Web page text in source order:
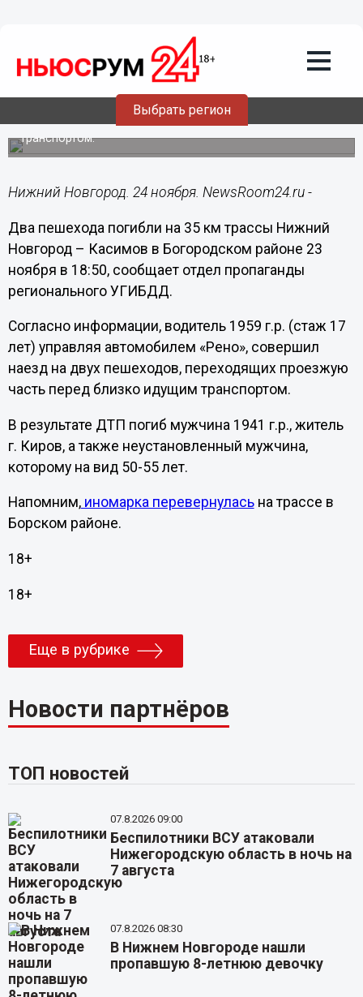
Выбрать регион
24.11.201411:35
Два пешехода погибли под колесами
иномарки в Богородском районе
Они переходили проезжую часть перед близко идущим
транспортом.
Нижний Новгород. 24 ноября. NewsRoom24.ru -
Два пешехода погибли на 35 км трассы Нижний
Новгород – Касимов в Богородском районе 23
ноября в 18:50, сообщает отдел пропаганды
регионального УГИБДД.
Согласно информации, водитель 1959 г.р. (стаж 17
лет) управляя автомобилем «Рено», совершил
наезд на двух пешеходов, переходящих проезжую
часть перед близко идущим транспортом.
В результате ДТП погиб мужчина 1941 г.р., житель
г. Киров, а также неустановленный мужчина,
которому на вид 50-55 лет.
Напомним,иномарка перевернуласьна трассе в
Борском районе.
18+
18+
Еще в рубрике
Новости партнёров
ТОП новостей
07.8.2026 09:00
Беспилотники ВСУ атаковали
Нижегородскую область в ночь на
7 августа
07.8.2026 08:30
В Нижнем Новгороде нашли
пропавшую 8-летнюю девочку